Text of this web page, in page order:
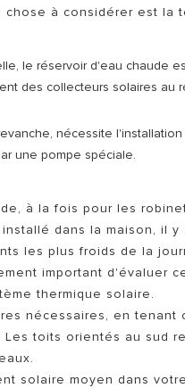
à considérer est la
le réservoir d'eau chaude
des collecteurs solaires au
nécessite
une pompe spéciale.
à la fois pour les
dans la maison, il
les plus froids de la
important d'évaluer
thermique solaire.
nécessaires, en
toits orientés au sud
solaire moyen dans